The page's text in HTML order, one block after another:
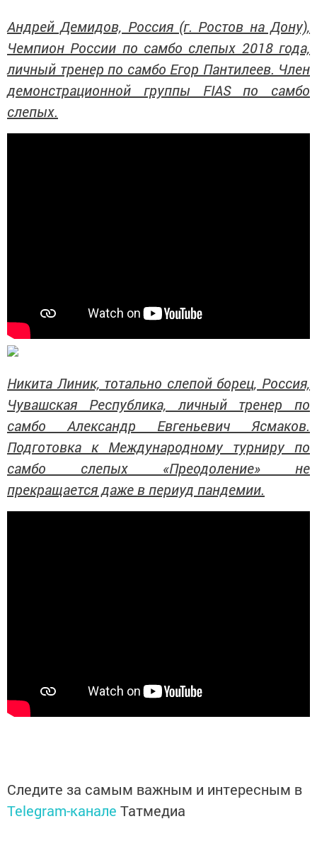
Андрей Демидов, Россия (г. Ростов на Дону),
Чемпион России по самбо слепых 2018 года,
личный тренер по самбо Егор Пантилеев. Член
демонстрационной группы FIAS по самбо
слепых.
Никита Линик, тотально слепой борец, Россия,
Чувашская Республика, личный тренер по
самбо Александр Евгеньевич Ясмаков.
Подготовка к Международному турниру по
самбо слепых «Преодоление» не
прекращается даже в периуд пандемии.
Следите за самым важным и интересным в
Telegram-канале Татмедиа